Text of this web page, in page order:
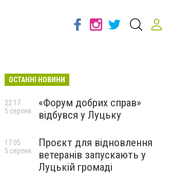
ОСТАННІ НОВИНИ
«Форум добрих справ»
відбувся у Луцьку
22:17
5 серпня
Проєкт для відновлення
ветеранів запускають у
Луцькій громаді
17:05
5 серпня